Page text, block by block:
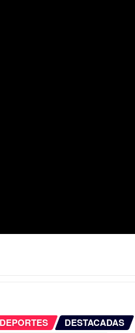
DEPORTES
DESTACADAS